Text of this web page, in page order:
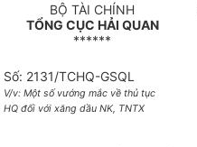
BỘ TÀI CHÍNH
TỔNG CỤC HẢI QUAN
******
Số: 2131/TCHQ-GSQL
V/v: Một số vướng mắc về thủ tục
HQ đối với xăng dầu NK, TNTX